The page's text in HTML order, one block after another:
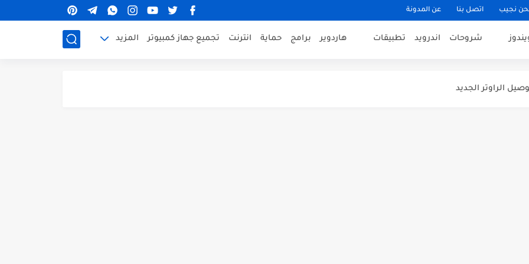
نجيب اتصل بنا عن المدونة
شروحات اندرويد تطبيقات هاردوير برامج حماية انترنت تجميع جهاز كمبيوتر المزيد الكمبيوتر على ويندوز 10